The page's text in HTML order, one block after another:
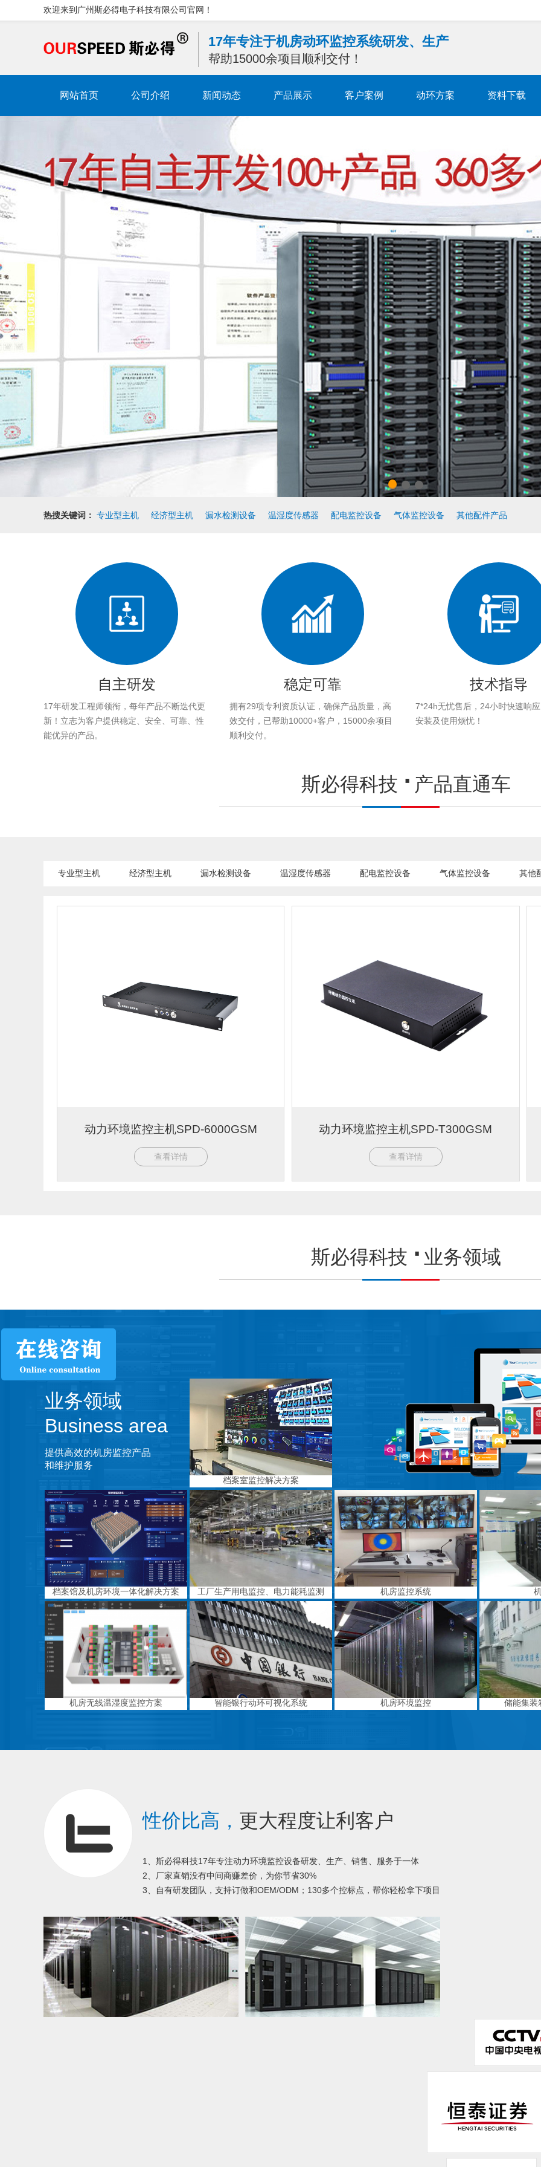
欢迎来到广州斯必得电子科技有限公司官网！
17年专注于机房动环监控系统研发、生产
帮助15000余项目顺利交付！
网站首页 公司介绍 新闻动态 产品展示 客户案例 动环方案 资料下载
热搜关键词： 专业型主机 经济型主机 漏水检测设备 温湿度传感器 配电监控设备 气体监控设备 其他配件产品
自主研发
17年研发工程师领衔，每年产品不断迭代更
新！立志为客户提供稳定、安全、可靠、性
能优异的产品。
稳定可靠
拥有29项专利资质认证，确保产品质量，高
效交付，已帮助10000+客户，15000余项目
顺利交付。
技术指导
7*24h无忧售后，24小时快速响
安装及使用烦忧！
斯必得科技 产品直通车
专业型主机 经济型主机 漏水检测设备 温湿度传感器 配电监控设备 气体监控设备 其他
动力环境监控主机SPD-6000GSM
查看详情
动力环境监控主机SPD-T300GSM
查看详情
斯必得科技 业务领域
业务领域
Business area
提供高效的机房监控产品
和维护服务
档案室监控解决方案
档案馆及机房环境一体化解决方案 工厂生产用电监控、电力能耗监测 机房监控系统
机房无线温湿度监控方案 智能银行动环可视化系统 机房环境监控 储能集装
性价比高， 更大程度让利客户
1、斯必得科技17年专注动力环境监控设备研发、生产、销售、服务于一体
2、厂家直销没有中间商赚差价，为你节省30%
3、自有研发团队，支持订做和OEM/ODM；130多个控标点，帮你轻松拿下项目